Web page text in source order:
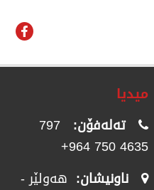
میدیا
تەلەفۆن: 797
4635 750 964+
ناونیشان: هەولێر -